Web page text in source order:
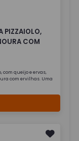
PIZZAIOLO,
COM
com queijo e ervas,
com ervilhas. Uma